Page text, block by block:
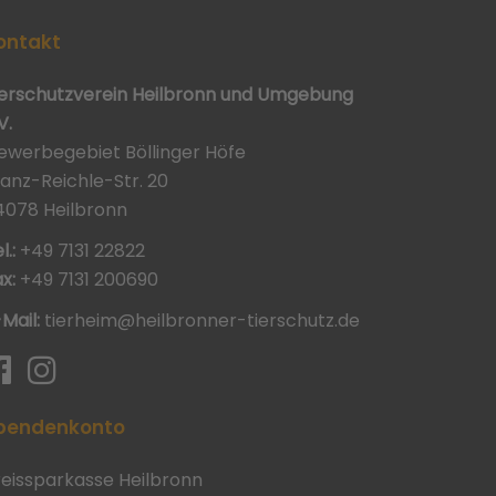
Heilbronn und Umgebung
Böllinger Höfe
Reichle-Str. 20
Heilbronn
+49 7131 22822
+49 7131 200690
tierheim@heilbronner-tierschutz.de
Heilbronn